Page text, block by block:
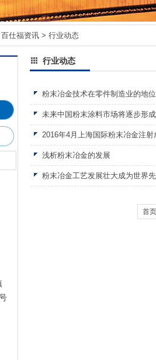
百仕福资讯 > 行业动态
行业动态
粉末冶金技术在零件制造业的地
未来中国粉末涂料市场将逐步形
2016年4月上海国际粉末冶金注
浅析粉末冶金的发展
粉末冶金工艺发展壮大成为世界
首页